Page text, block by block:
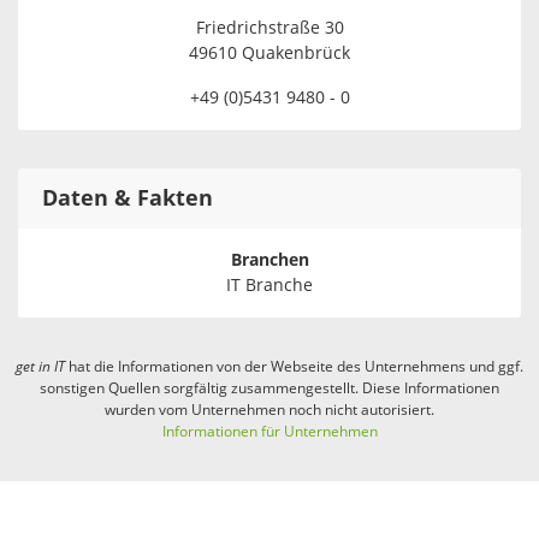
Friedrichstraße 30
49610 Quakenbrück
+49 (0)5431 9480 - 0
Daten & Fakten
Branchen
IT Branche
get in IThat die Informationen von der Webseite des Unternehmens und ggf.
sonstigen Quellen sorgfältig zusammengestellt. Diese Informationen
wurden vom Unternehmen noch nicht autorisiert.
Informationen für Unternehmen